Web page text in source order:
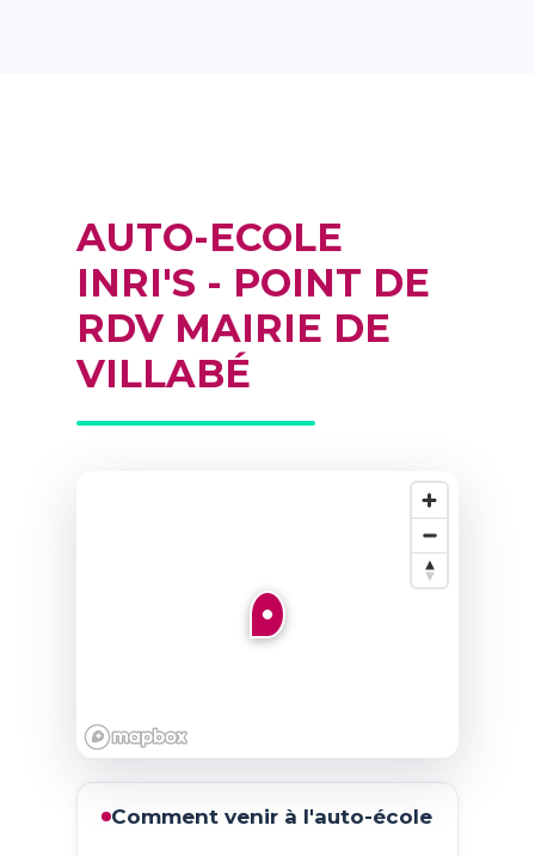
AUTO-ECOLE
INRI'S - POINT DE
RDV MAIRIE DE
VILLABÉ
Comment venir à l'auto-école